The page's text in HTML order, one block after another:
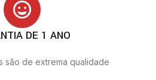
DE 1 ANO
são de extrema qualidade